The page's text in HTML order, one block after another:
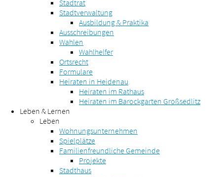
Stadtrat
Stadtverwaltung
Ausbildung & Praktika
Ausschreibungen
Wahlen
Wahlhelfer
Ortsrecht
Formulare
Heiraten in Heidenau
Heiraten im Rathaus
Heiraten im Barockgarten Großsedlitz
Leben & Lernen
Leben
Wohnungsunternehmen
Spielplätze
Familienfreundliche Gemeinde
Projekte
Stadthaus